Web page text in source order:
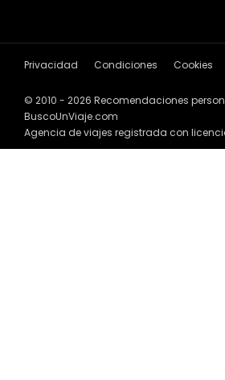
Privacidad Condiciones Cookies
© 2010 - 2026 Recomendaciones
BuscoUnViaje.com
Agencia de viajes registrada con